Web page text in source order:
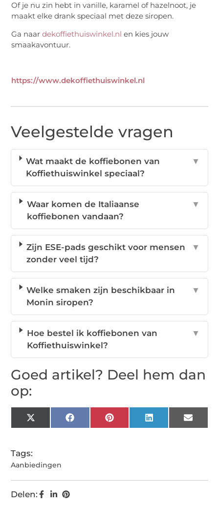
Of je nu zin hebt in vanille, karamel of hazelnoot, je
maakt elke drank speciaal met deze siropen.
Ga naardekoffiethuiswinkel.nl en kies jouw
smaakavontuur.
https://www.dekoffiethuiswinkel.nl
Veelgestelde vragen
Wat maakt de koffiebonen van
Koffiethuiswinkel speciaal?
▼
Waar komen de Italiaanse
koffiebonen vandaan?
▼
Zijn ESE-pads geschikt voor mensen
zonder veel tijd?
▼
Welke smaken zijn beschikbaar in
Monin siropen?
▼
Hoe bestel ik koffiebonen van
Koffiethuiswinkel?
▼
Goed artikel? Deel hem dan
op:
X
(Twitter)
FacebookPinterestLinkedIn Email
Tags:
Aanbiedingen
Delen: